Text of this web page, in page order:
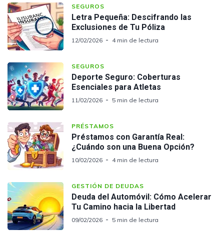
SEGUROS
Letra Pequeña: Descifrando las
Exclusiones de Tu Póliza
12/02/2026 4 min de lectura
SEGUROS
Deporte Seguro: Coberturas
Esenciales para Atletas
11/02/2026 5 min de lectura
PRÉSTAMOS
Préstamos con Garantía Real:
¿Cuándo son una Buena Opción?
10/02/2026 4 min de lectura
GESTIÓN DE DEUDAS
Deuda del Automóvil: Cómo Acelerar
Tu Camino hacia la Libertad
09/02/2026 5 min de lectura